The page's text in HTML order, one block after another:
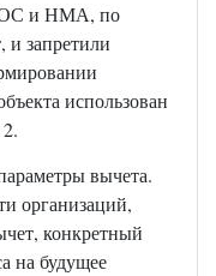
ОС и НМА, по
и запретили
использован
вычета.
организаций,
конкретный
на будущее